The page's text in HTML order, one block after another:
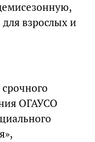
взрослых и
ОГАУСО